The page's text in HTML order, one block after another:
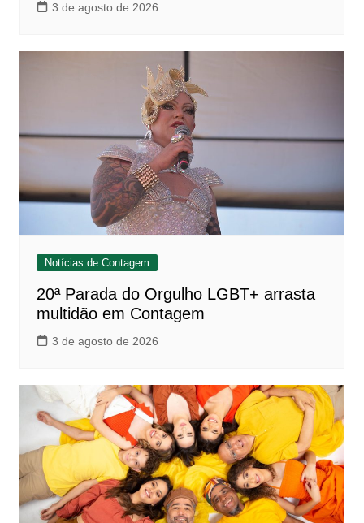
3 de agosto de 2026
Notícias de Contagem
20ª Parada do Orgulho LGBT+ arrasta
multidão em Contagem
3 de agosto de 2026